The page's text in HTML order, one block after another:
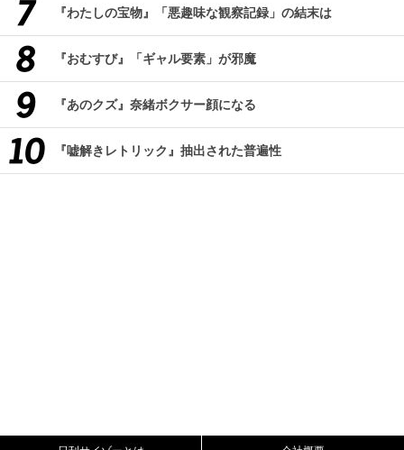
『わたしの宝物』「悪趣味な観察記録」の結末は
『おむすび』「ギャル要素」が邪魔
『あのクズ』奈緒ボクサー顔になる
『嘘解きレトリック』抽出された普遍性